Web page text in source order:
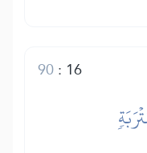
16
:
90